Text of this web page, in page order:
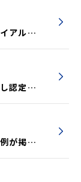
アル実
認定』
が掲載